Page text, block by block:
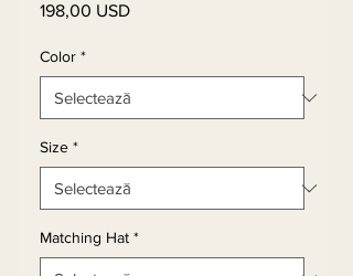
198,00 USDPreț
Color *
Size *
Matching Hat *